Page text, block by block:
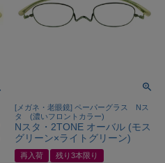
[メガネ・老眼鏡] ペーパーグラス Nス
タ (濃いフロントカラー)
Nスタ・2TONE オーバル (モス
グリーン×ライトグリーン)
再入荷 残り3本限り